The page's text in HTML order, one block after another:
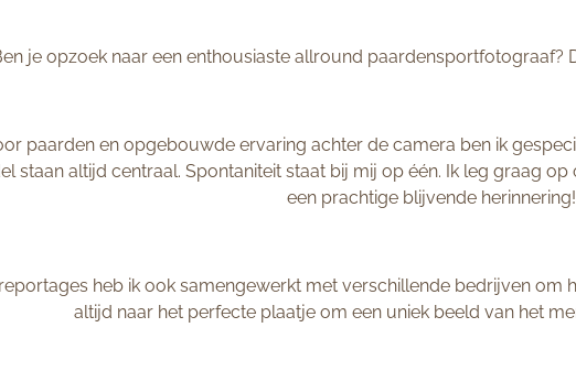
je opzoek naar een enthousiaste allround paardensportfotograaf?
paarden en opgebouwde ervaring achter de camera ben ik
staan altijd centraal. Spontaniteit staat bij mij op één. Ik leg graag
een prachtige blijvende herinnering!
heb ik ook samengewerkt met verschillende bedrijven
altijd naar het perfecte plaatje om een uniek beeld van het